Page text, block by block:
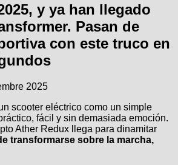
y ya han llegado
Pasan de
con este truco en
2025
scooter eléctrico como un simple
fácil y sin demasiada emoción.
Ather Redux llega para dinamitar
transformarse sobre la marcha,